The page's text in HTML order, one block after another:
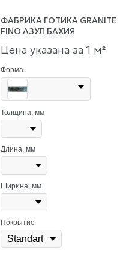
ФАБРИКА ГОТИКА GRANITE
FINO АЗУЛ БАХИЯ
Цена указана за 1 м²
Форма
Толщина, мм
Длина, мм
Ширина, мм
Покрытие